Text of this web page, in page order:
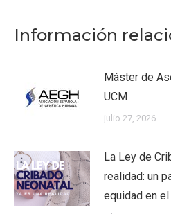
Información
Máster de
UCM
julio 27, 2026
La Ley de
realidad: un
equidad en